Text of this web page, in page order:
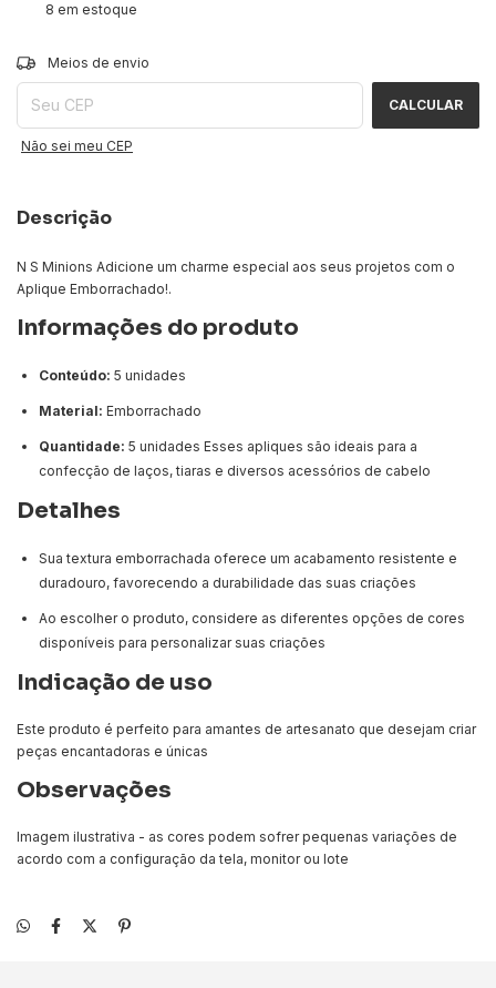
8 em estoque
Entregas para o CEP:
Meios de envio
CALCULAR
Não sei meu CEP
Descrição
N S Minions Adicione um charme especial aos seus projetos com o
Aplique Emborrachado!.
Informações do produto
Conteúdo: 5 unidades
Material: Emborrachado
Quantidade: 5 unidades Esses apliques são ideais para a
confecção de laços, tiaras e diversos acessórios de cabelo
Detalhes
Sua textura emborrachada oferece um acabamento resistente e
duradouro, favorecendo a durabilidade das suas criações
Ao escolher o produto, considere as diferentes opções de cores
disponíveis para personalizar suas criações
Indicação de uso
Este produto é perfeito para amantes de artesanato que desejam criar
peças encantadoras e únicas
Observações
Imagem ilustrativa - as cores podem sofrer pequenas variações de
acordo com a configuração da tela, monitor ou lote